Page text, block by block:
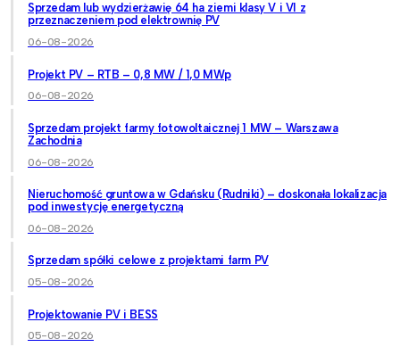
Sprzedam lub wydzierżawię 64 ha ziemi klasy V i VI z
przeznaczeniem pod elektrownię PV
06-08-2026
Projekt PV – RTB – 0,8 MW / 1,0 MWp
06-08-2026
Sprzedam projekt farmy fotowoltaicznej 1 MW – Warszawa
Zachodnia
06-08-2026
Nieruchomość gruntowa w Gdańsku (Rudniki) – doskonała lokalizacja
pod inwestycję energetyczną
06-08-2026
Sprzedam spółki celowe z projektami farm PV
05-08-2026
Projektowanie PV i BESS
05-08-2026